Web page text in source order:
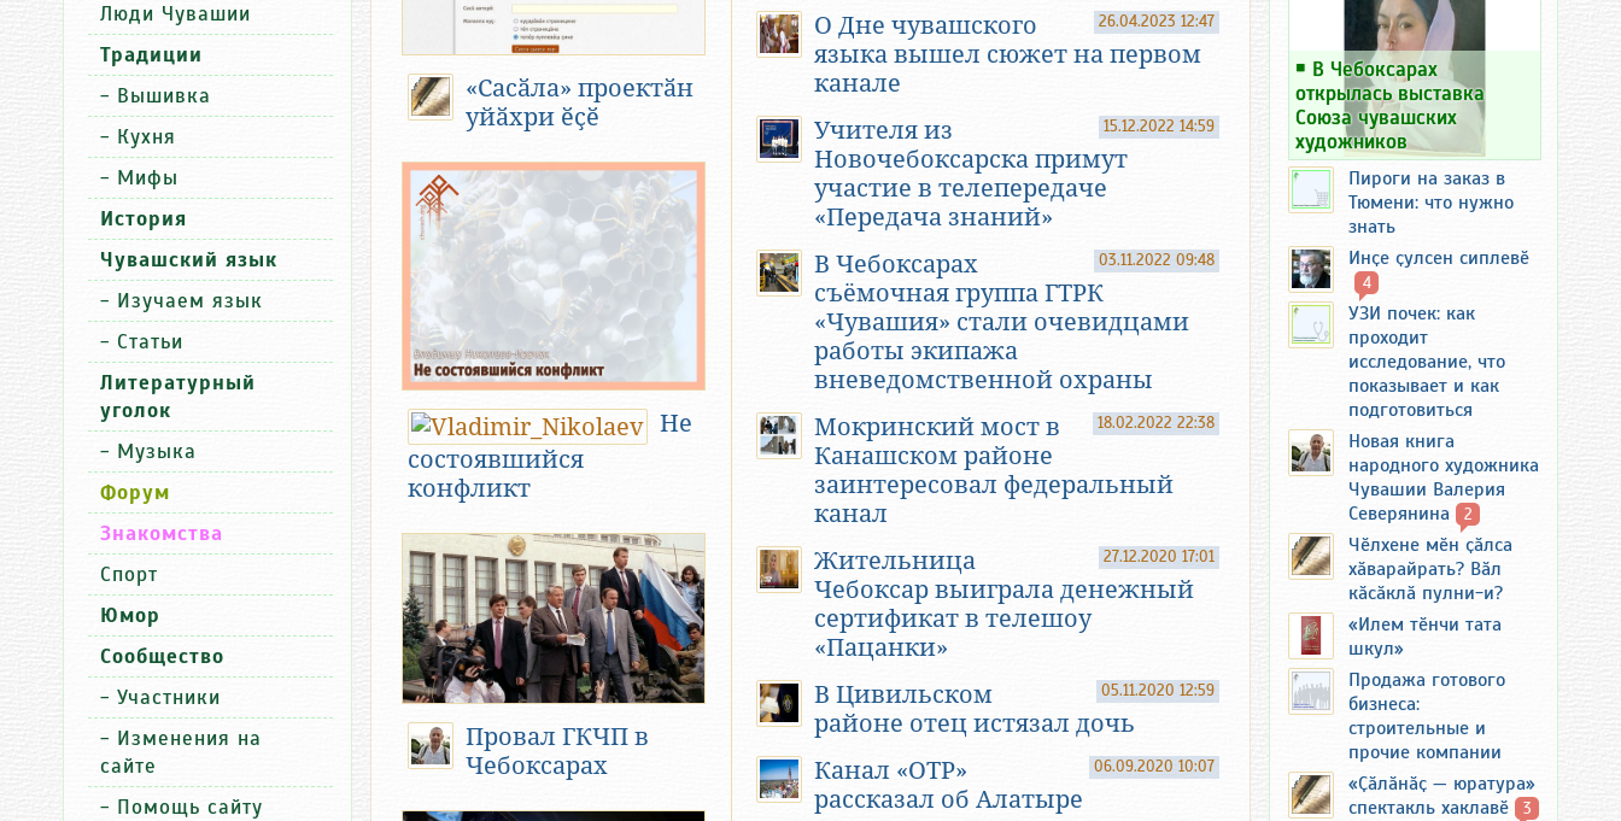
«Сасӑла» проектӑн
уйӑхри ӗҫӗ
Не
состоявшийся
конфликт
Провал ГКЧП в
Чебоксарах
26.04.2023 12:47
О Дне чувашского
языка вышел сюжет на первом
канале
15.12.2022 14:59
Учителя из
Новочебоксарска примут
участие в телепередаче
«Передача знаний»
03.11.2022 09:48
В Чебоксарах
съёмочная группа ГТРК
«Чувашия» стали очевидцами
работы экипажа
вневедомственной охраны
18.02.2022 22:38
Мокринский мост в
Канашском районе
заинтересовал федеральный
канал
27.12.2020 17:01
Жительница
Чебоксар выиграла денежный
сертификат в телешоу
«Пацанки»
05.11.2020 12:59
В Цивильском
районе отец истязал дочь
06.09.2020 10:07
Канал «ОТР»
рассказал об Алатыре
Люди Чувашии
Традиции
- Вышивка
- Кухня
- Мифы
История
Чувашский язык
- Изучаем язык
- Статьи
Литературный
уголок
- Музыка
Форум
Знакомства
Спорт
Юмор
Сообщество
- Участники
- Изменения на
сайте
- Помощь сайту
￭ В Чебоксарах
открылась выставка
Союза чувашских
художников
Пироги на заказ в
Тюмени: что нужно
знать
Инҫе ҫулсен сиплевӗ
4
УЗИ почек: как
проходит
исследование, что
показывает и как
подготовиться
Новая книга
народного художника
Чувашии Валерия
Северянина
2
Чӗлхене мӗн ҫӑлса
хӑварайрать? Вӑл
кӑсӑклӑ пулни-и?
«Илем тӗнчи тата
шкул»
Продажа готового
бизнеса:
строительные и
прочие компании
«Ҫӑлӑнӑҫ — юратура»
спектакль хаклавӗ
3